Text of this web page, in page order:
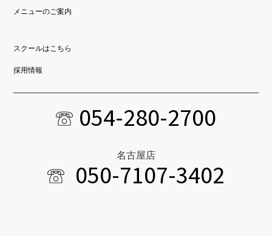
メニューのご案内
スクールはこちら
採用情報
054-280-2700
名古屋店
050-7107-3402